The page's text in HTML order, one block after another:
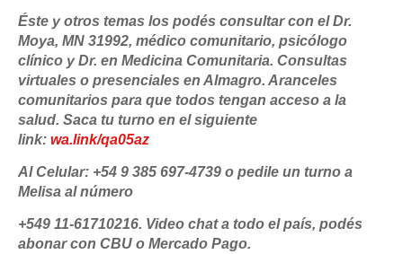
Éste y otros temas los podés consultar con el Dr.
Moya, MN 31992, médico comunitario, psicólogo
clínico y Dr. en Medicina Comunitaria. Consultas
virtuales o presenciales en Almagro. Aranceles
comunitarios para que todos tengan acceso a la
salud. Saca tu turno en el siguiente
link: wa.link/qa05az
Al Celular: +54 9 385 697-4739 o pedile un turno a
Melisa al número
+549 11-61710216. Video chat a todo el país, podés
abonar con CBU o Mercado Pago.